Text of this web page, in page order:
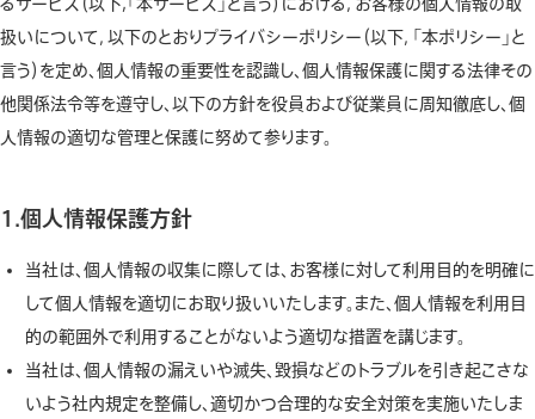
るサービス（以下,「本サービス」と言う）における，お客様の個人情報の取
扱いについて，以下のとおりプライバシーポリシー（以下，「本ポリシー」と
言う）を定め、個人情報の重要性を認識し、個人情報保護に関する法律その
他関係法令等を遵守し、以下の方針を役員および従業員に周知徹底し、個
人情報の適切な管理と保護に努めて参ります。
1.個人情報保護方針
当社は、個人情報の収集に際しては、お客様に対して利用目的を明確に
して個人情報を適切にお取り扱いいたします。また、個人情報を利用目
的の範囲外で利用することがないよう適切な措置を講じます。
当社は、個人情報の漏えいや滅失、毀損などのトラブルを引き起こさな
いよう社内規定を整備し、適切かつ合理的な安全対策を実施いたしま